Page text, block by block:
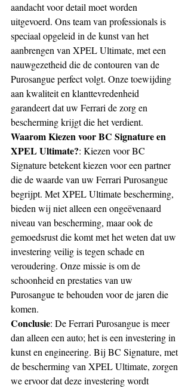
aandacht voor detail moet worden
uitgevoerd. Ons team van professionals is
speciaal opgeleid in de kunst van het
aanbrengen van XPEL Ultimate, met een
nauwgezetheid die de contouren van de
Purosangue perfect volgt. Onze toewijding
aan kwaliteit en klanttevredenheid
garandeert dat uw Ferrari de zorg en
bescherming krijgt die het verdient.
Waarom Kiezen voor BC Signature en
XPEL Ultimate?: Kiezen voor BC
Signature betekent kiezen voor een partner
die de waarde van uw Ferrari Purosangue
begrijpt. Met XPEL Ultimate bescherming,
bieden wij niet alleen een ongeëvenaard
niveau van bescherming, maar ook de
gemoedsrust die komt met het weten dat uw
investering veilig is tegen schade en
veroudering. Onze missie is om de
schoonheid en prestaties van uw
Purosangue te behouden voor de jaren die
komen.
Conclusie: De Ferrari Purosangue is meer
dan alleen een auto; het is een investering in
kunst en engineering. Bij BC Signature, met
de bescherming van XPEL Ultimate, zorgen
we ervoor dat deze investering wordt